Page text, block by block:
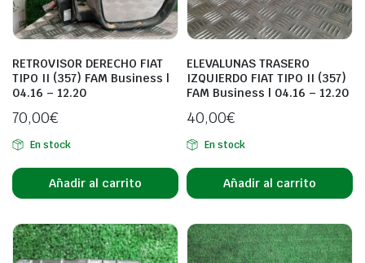
RETROVISOR DERECHO FIAT
TIPO II (357) FAM Business |
04.16 – 12.20
70,00€
En stock
Añadir al carrito
ELEVALUNAS TRASERO
IZQUIERDO FIAT TIPO II (357)
FAM Business | 04.16 – 12.20
40,00€
En stock
Añadir al carrito